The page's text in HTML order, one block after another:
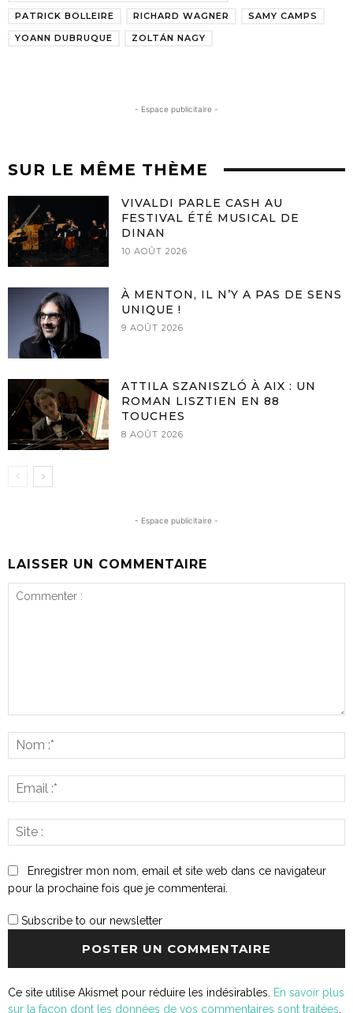
PATRICK BOLLEIRE
RICHARD WAGNER
SAMY CAMPS
YOANN DUBRUQUE
ZOLTÁN NAGY
- Espace publicitaire -
SUR LE MÊME THÈME
VIVALDI PARLE CASH AU
FESTIVAL ÉTÉ MUSICAL DE
DINAN
10 AOÛT 2026
À MENTON, IL N’Y A PAS DE SENS
UNIQUE !
9 AOÛT 2026
ATTILA SZANISZLÓ À AIX : UN
ROMAN LISZTIEN EN 88
TOUCHES
8 AOÛT 2026
- Espace publicitaire -
LAISSER UN COMMENTAIRE
Enregistrer mon nom, email et site web dans ce navigateur
pour la prochaine fois que je commenterai.
Subscribe to our newsletter
Ce site utilise Akismet pour réduire les indésirables. En savoir plus
sur la façon dont les données de vos commentaires sont traitées.